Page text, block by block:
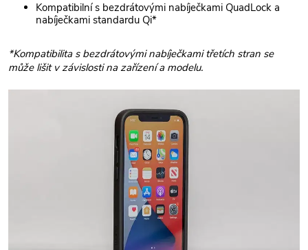
Kompatibilní s bezdrátovými nabíječkami QuadLock a
nabíječkami standardu Qi*
*Kompatibilita s bezdrátovými nabíječkami třetích stran se
může lišit v závislosti na zařízení a modelu.